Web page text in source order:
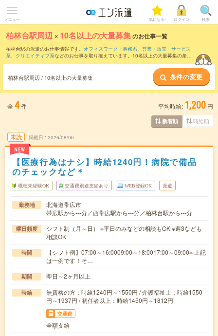
メニュー 気になる! ログイン 検索
柏林台駅周辺 × 10名以上の大量募集のお仕事一覧
柏林台駅の派遣のお仕事情報です。 オフィスワーク・事務系、 営業・販売・サービス
系、 クリエイティブ系などのお仕事を取り揃えています。10名以上の大量募集の条件
柏林台駅周辺 / 10名以上の大量募集 条件の変更
全 4件 平均時給: 1,200 円
新着順 時給順
未読
NEW
掲載日 2026/08/06
【医療行為はナシ】時給1240円！病院で備品
のチェックなど＊
職種未経験OK 交通費別途支給あり WEB登録OK 派遣
勤務地
北海道帯広市
帯広駅から---分／西帯広駅から---分／柏林台駅から---分
曜日頻度
シフト制（月～日） ※平日のみなどの相談もOK ※週3なども
相談OK
時間
【シフト例】07:00～16:0009:00～18:0017:00～09:00※ 上記
は一例です！そ…
期間 即日～2ヶ月以上
時給
無資格の方：時給1240円～1550円 / 介護福祉士：時給1550
円～1937円 / 初任者以上：時給1450円～1812円
交通費
全額支給